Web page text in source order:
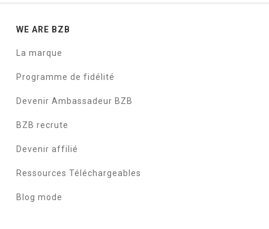
WE ARE BZB
La marque
Programme de fidélité
Devenir Ambassadeur BZB
BZB recrute
Devenir affilié
Ressources Téléchargeables
Blog mode